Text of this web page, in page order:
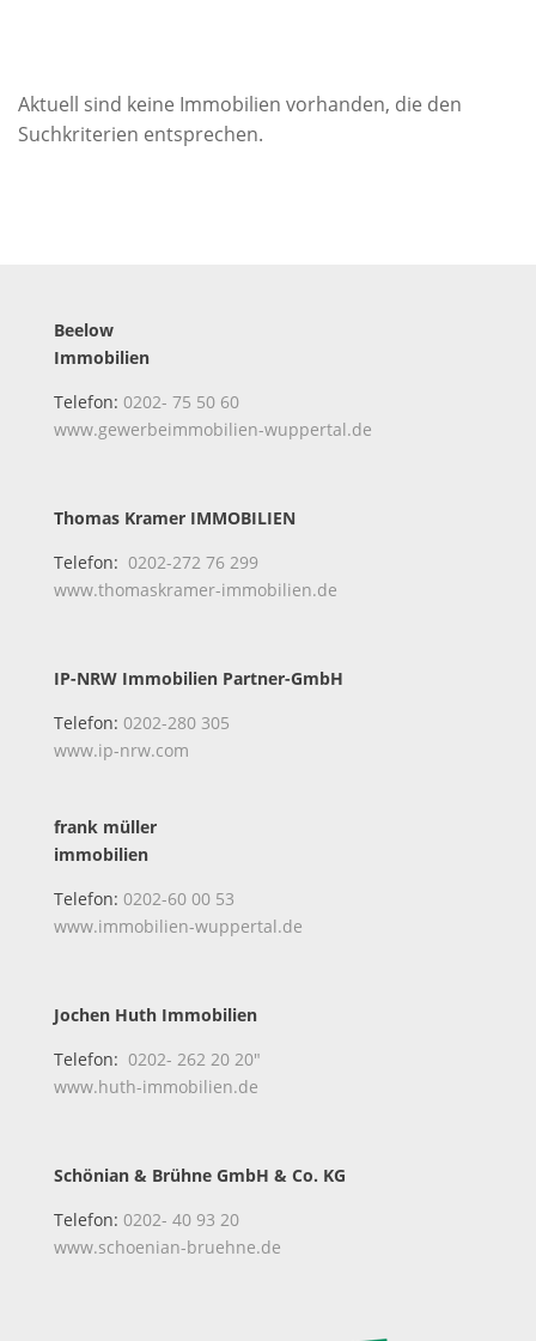
Aktuell sind keine Immobilien vorhanden, die den
Suchkriterien entsprechen.
Beelow
Immobilien
Telefon: 0202- 75 50 60
www.gewerbeimmobilien-wuppertal.de
Thomas Kramer IMMOBILIEN
Telefon: 0202-272 76 299
www.thomaskramer-immobilien.de
IP-NRW Immobilien Partner-GmbH
Telefon: 0202-280 305
www.ip-nrw.com
frank müller
immobilien
Telefon: 0202-60 00 53
www.immobilien-wuppertal.de
Jochen Huth Immobilien
Telefon: 0202- 262 20 20″
www.huth-immobilien.de
Schönian & Brühne GmbH & Co. KG
Telefon: 0202- 40 93 20
www.schoenian-bruehne.de